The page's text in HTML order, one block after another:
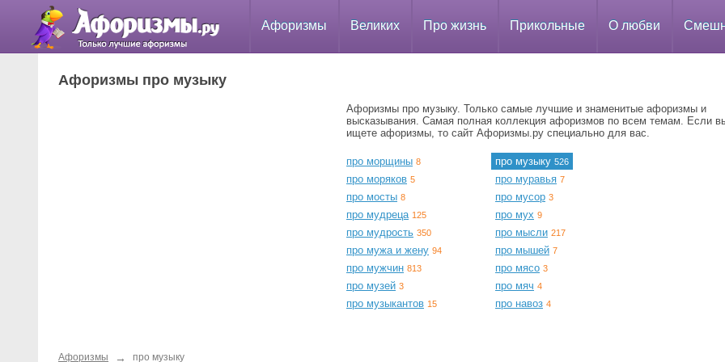
Афоризмы Великих Про жизнь Прикольные О любви
Афоризмы про музыку
Афоризмы про музыку. Только самые лучшие и знаменитые афоризмы и
высказывания. Самая полная коллекция афоризмов по всем темам. Если
ищете афоризмы, то сайт Афоризмы.ру специально для вас.
про морщины 8
про моряков 5
про мосты 8
про мудреца 125
про мудрость 350
про мужа и жену 94
про мужчин 813
про музей 3
про музыкантов 15
про музыку 526
про муравья 7
про мусор 3
про мух 9
про мысли 217
про мышей 7
про мясо 3
про мяч 4
про навоз 4
Афоризмы → про музыку